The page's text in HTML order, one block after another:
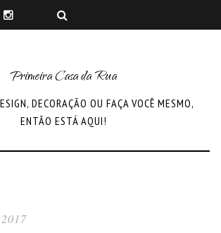
Primeira Casa da Rua
DECORAÇÃO OU FAÇA VOCÊ MESMO,
ENTÃO ESTÁ AQUI!